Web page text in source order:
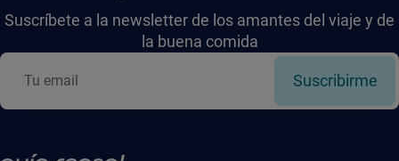
Suscríbete a la newsletter de los amantes del viaje y de
la buena comida
Suscribirme